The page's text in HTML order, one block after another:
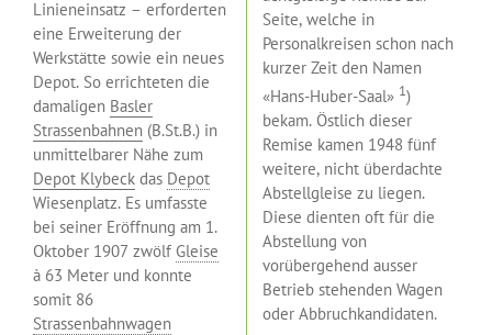
Linieneinsatz – erforderten
eine Erweiterung der
Werkstätte sowie ein neues
Depot. So errichteten die
damaligen Basler
Strassenbahnen (B.St.B.) in
unmittelbarer Nähe zum
Depot Klybeck das Depot
Wiesenplatz. Es umfasste
bei seiner Eröffnung am 1.
Oktober 1907 zwölf Gleise
à 63 Meter und konnte
somit 86
Strassenbahnwagen
Seite, welche in
Personalkreisen schon nach
kurzer Zeit den Namen
«Hans-Huber-Saal» 1)
bekam. Östlich dieser
Remise kamen 1948 fünf
weitere, nicht überdachte
Abstellgleise zu liegen.
Diese dienten oft für die
Abstellung von
vorübergehend ausser
Betrieb stehenden Wagen
oder Abbruchkandidaten.